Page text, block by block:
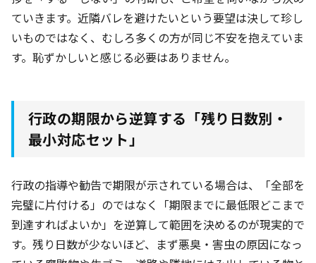
ていきます。近隣バレを避けたいという要望は決して珍し
いものではなく、むしろ多くの方が同じ不安を抱えていま
す。恥ずかしいと感じる必要はありません。
行政の期限から逆算する「残り日数別・
最小対応セット」
行政の指導や勧告で期限が示されている場合は、「全部を
完璧に片付ける」のではなく「期限までに最低限どこまで
到達すればよいか」を逆算して範囲を決めるのが現実的で
す。残り日数が少ないほど、まず悪臭・害虫の原因になっ